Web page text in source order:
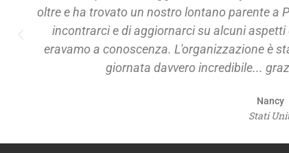
- Bríet - che ha accettato di
storia familiare di cui non
dall'inizio alla fine - una
Halldór & crew!!!"
tour!
due giorni.